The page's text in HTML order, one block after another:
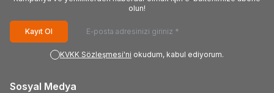
olun!
Kayıt Ol
KVKK Sözleşmesi'ni okudum, kabul ediyorum.
Sosyal Medya